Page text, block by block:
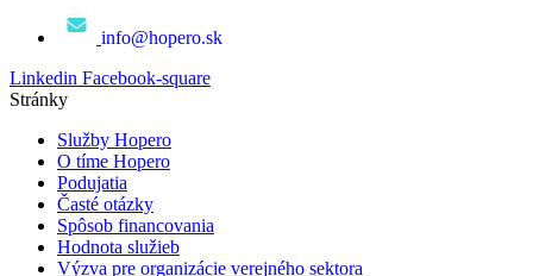
info@hopero.sk
Linkedin Facebook-square
Stránky
Služby Hopero
O tíme Hopero
Podujatia
Časté otázky
Spôsob financovania
Hodnota služieb
Výzva pre organizácie verejného sektora